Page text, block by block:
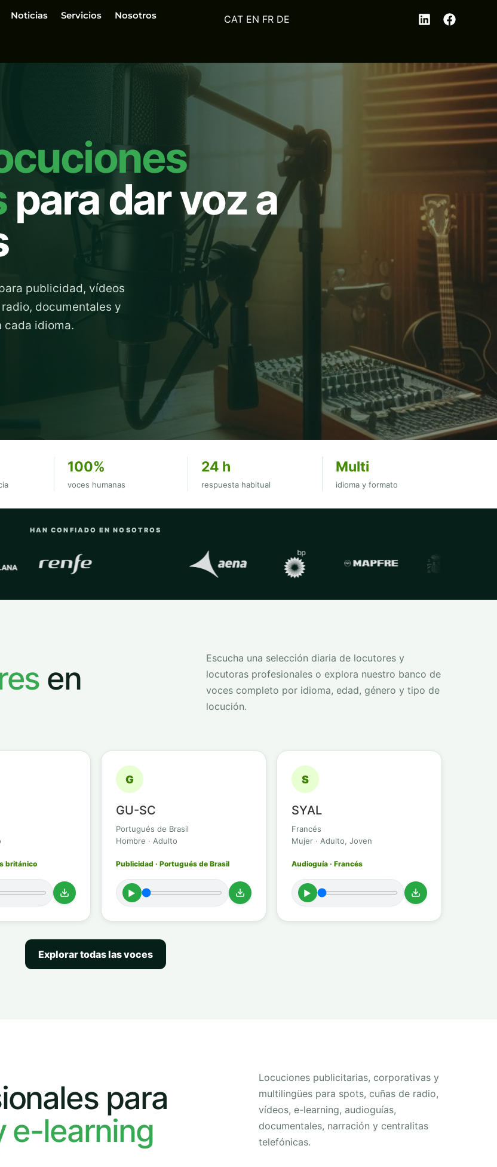
Noticias Servicios
Nosotros
EN FR DE
para dar voz a
publicidad, vídeos
documentales y
cada idioma.
100%
voces humanas
24 h
respuesta habitual
Multi
idioma y formato
HAN CONFIADO EN NOSOTROS
las que trabaja QVoice
en
Escucha una selección diaria de locutores y
locutoras profesionales o explora nuestro banco de
voces completo por idioma, edad, género y tipo de
locución.
británico
G
GU-SC
Portugués de Brasil
Hombre · Adulto
Publicidad · Portugués de Brasil
►
S
SYAL
Francés
Mujer · Adulto, Joven
Audioguía · Francés
►
Explorar todas las voces
para
e-learning
Locuciones publicitarias, corporativas y
multilingües para spots, cuñas de radio,
vídeos, e-learning, audioguías,
documentales, narración y centralitas
telefónicas.